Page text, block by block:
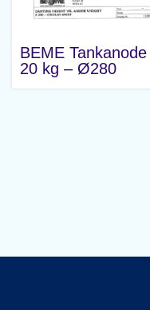
BEME Tankanode
20 kg – Ø280